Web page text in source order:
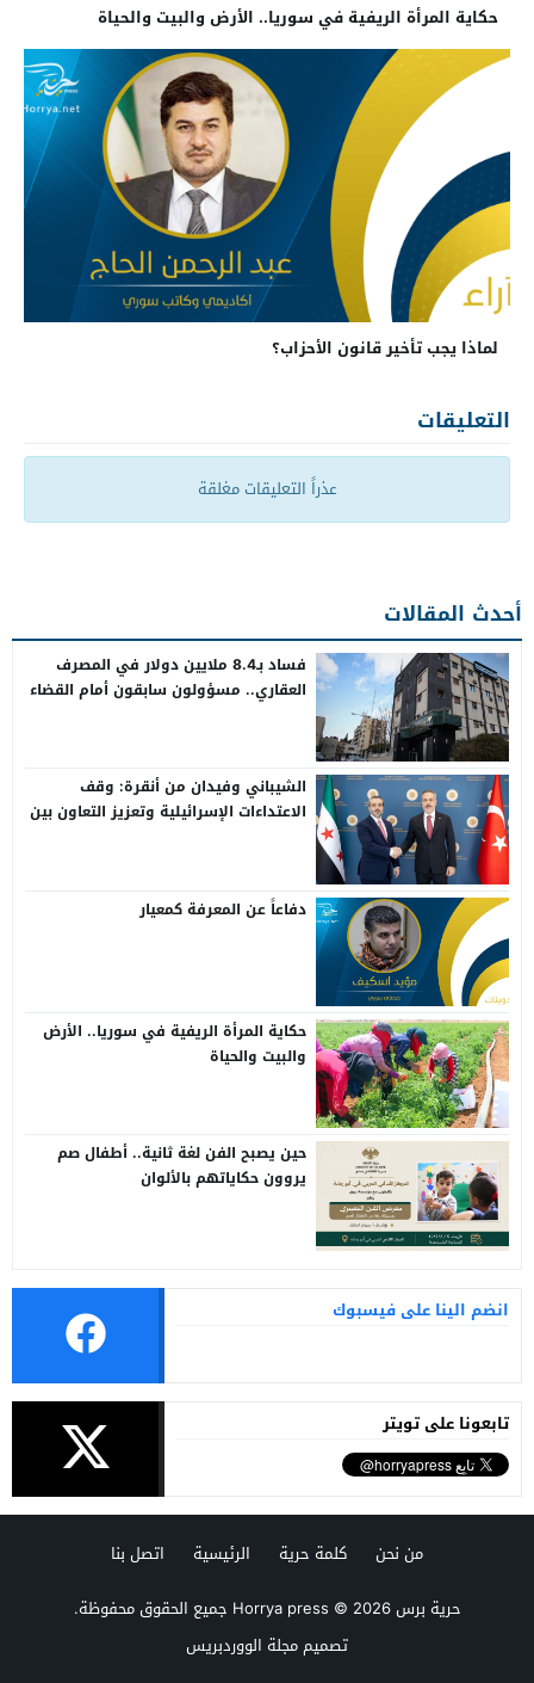
حكاية المرأة الريفية في سوريا.. الأرض والبيت والحياة
لماذا يجب تأخير قانون الأحزاب؟
التعليقات
عذراً التعليقات مغلقة
أحدث المقالات
فساد بـ8.4 ملايين دولار في المصرف
العقاري.. مسؤولون سابقون أمام القضاء
الشيباني وفيدان من أنقرة: وقف
الاعتداءات الإسرائيلية وتعزيز التعاون بين
دفاعاً عن المعرفة كمعيار
حكاية المرأة الريفية في سوريا.. الأرض
والبيت والحياة
حين يصبح الفن لغة ثانية.. أطفال صم
يروون حكاياتهم بالألوان
انضم الينا على فيسبوك
تابعونا على تويتر
من نحن كلمة حرية الرئيسية
اتصل بنا
حرية برس Horrya press© 2026 جميع الحقوق محفوظة.
تصميممجلة الووردبريس